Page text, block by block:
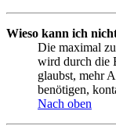
Wieso kann ich
Die maximal
wird durch die
glaubst, mehr
benötigen,
Nach oben